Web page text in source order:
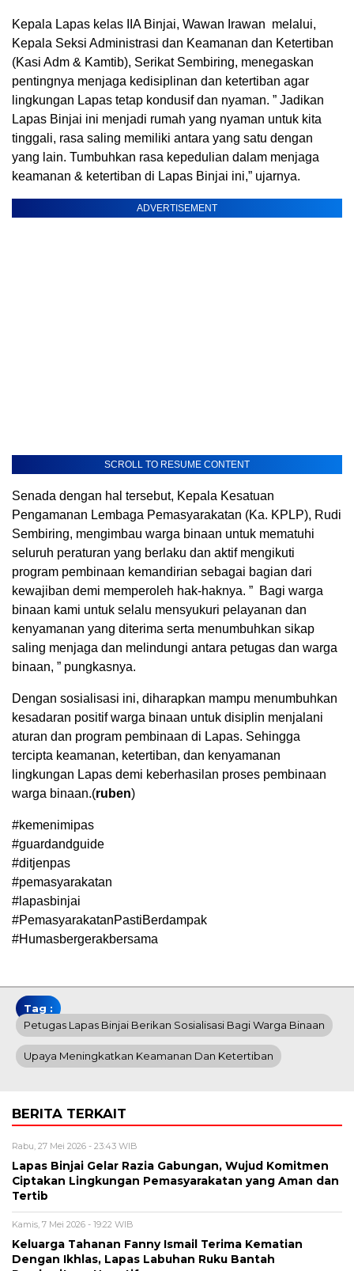
Kepala Lapas kelas IIA Binjai, Wawan Irawan melalui,
Kepala Seksi Administrasi dan Keamanan dan Ketertiban
(Kasi Adm & Kamtib), Serikat Sembiring, menegaskan
pentingnya menjaga kedisiplinan dan ketertiban agar
lingkungan Lapas tetap kondusif dan nyaman. ” Jadikan
Lapas Binjai ini menjadi rumah yang nyaman untuk kita
tinggali, rasa saling memiliki antara yang satu dengan
yang lain. Tumbuhkan rasa kepedulian dalam menjaga
keamanan & ketertiban di Lapas Binjai ini,” ujarnya.
ADVERTISEMENT
SCROLL TO RESUME CONTENT
Senada dengan hal tersebut, Kepala Kesatuan
Pengamanan Lembaga Pemasyarakatan (Ka. KPLP), Rudi
Sembiring, mengimbau warga binaan untuk mematuhi
seluruh peraturan yang berlaku dan aktif mengikuti
program pembinaan kemandirian sebagai bagian dari
kewajiban demi memperoleh hak-haknya. ” Bagi warga
binaan kami untuk selalu mensyukuri pelayanan dan
kenyamanan yang diterima serta menumbuhkan sikap
saling menjaga dan melindungi antara petugas dan warga
binaan, ” pungkasnya.
Dengan sosialisasi ini, diharapkan mampu menumbuhkan
kesadaran positif warga binaan untuk disiplin menjalani
aturan dan program pembinaan di Lapas. Sehingga
tercipta keamanan, ketertiban, dan kenyamanan
lingkungan Lapas demi keberhasilan proses pembinaan
warga binaan.(ruben)
#kemenimipas
#guardandguide
#ditjenpas
#pemasyarakatan
#lapasbinjai
#PemasyarakatanPastiBerdampak
#Humasbergerakbersama
Tag :
Petugas Lapas Binjai Berikan Sosialisasi Bagi Warga Binaan
Upaya Meningkatkan Keamanan Dan Ketertiban
BERITA TERKAIT
Rabu, 27 Mei 2026 - 23:43 WIB
Lapas Binjai Gelar Razia Gabungan, Wujud Komitmen
Ciptakan Lingkungan Pemasyarakatan yang Aman dan
Tertib
Kamis, 7 Mei 2026 - 19:22 WIB
Keluarga Tahanan Fanny Ismail Terima Kematian
Dengan Ikhlas, Lapas Labuhan Ruku Bantah